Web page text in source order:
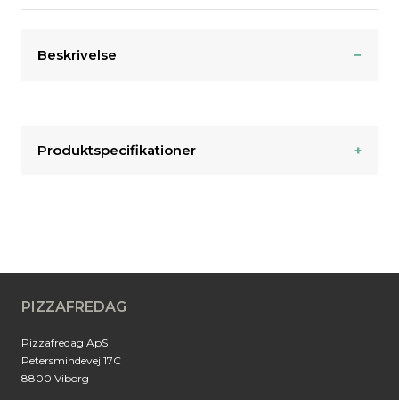
Beskrivelse
Produktspecifikationer
PIZZAFREDAG
Pizzafredag ApS
Petersmindevej 17C
8800 Viborg